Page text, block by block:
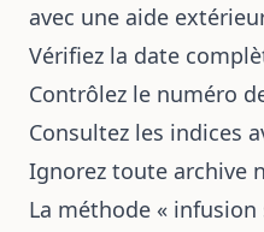
avec une aide
Vérifiez la date
Contrôlez le numéro
Consultez les indices
Ignorez toute archive
La méthode «